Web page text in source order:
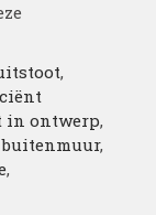
,
ontwerp,
,
,